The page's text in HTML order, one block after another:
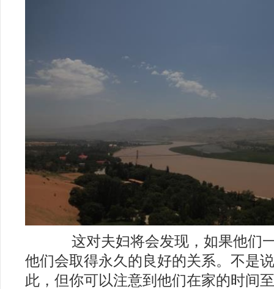
这对夫妇将会发现，如果他们
他们会取得永久的良好的关系。不是
此，但你可以注意到他们在家的时间